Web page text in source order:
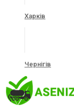
Харків
Чернігів